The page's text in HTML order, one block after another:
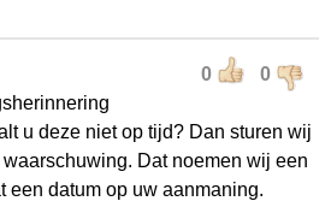
0 0
u deze niet op tijd? Dan sturen wij
Dat noemen wij een
een datum op uw aanmaning.